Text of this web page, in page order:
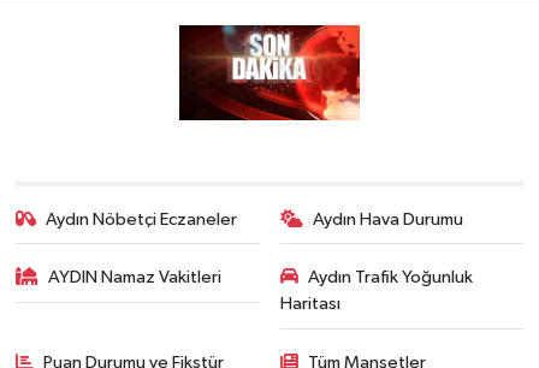
Aydın Nöbetçi Eczaneler Aydın Hava Durumu
AYDIN Namaz Vakitleri
Aydın Trafik Yoğunluk
Haritası
Puan Durumu ve Fikstür Tüm Manşetler